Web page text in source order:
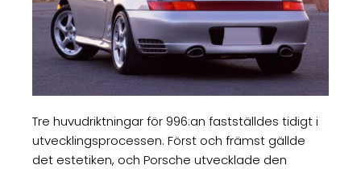
Tre huvudriktningar för 996:an fastställdes tidigt i
utvecklingsprocessen. Först och främst gällde
det estetiken, och Porsche utvecklade den